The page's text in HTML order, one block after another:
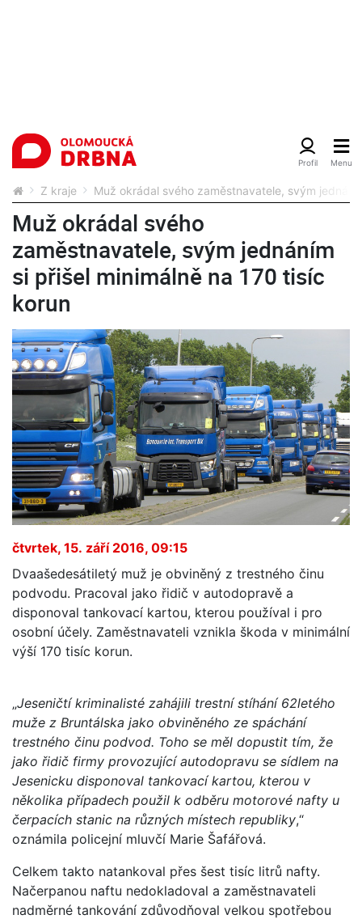
Z kraje Muž okrádal svého zaměstnavatele, svým
Muž okrádal svého
zaměstnavatele, svým jednáním
si přišel minimálně na 170 tisíc
korun
čtvrtek, 15. září 2016, 09:15
Dvaašedesátiletý muž je obviněný z trestného činu
podvodu. Pracoval jako řidič v autodopravě a
disponoval tankovací kartou, kterou používal i pro
osobní účely. Zaměstnavateli vznikla škoda v minimální
výší 170 tisíc korun.
„Jeseničtí kriminalisté zahájili trestní stíhání 62letého
muže z Bruntálska jako obviněného ze spáchání
trestného činu podvod. Toho se měl dopustit tím, že
jako řidič firmy provozující autodopravu se sídlem na
Jesenicku disponoval tankovací kartou, kterou v
několika případech použil k odběru motorové nafty u
čerpacích stanic na různých místech republiky,“
oznámila policejní mluvčí Marie Šafářová.
Celkem takto natankoval přes šest tisíc litrů nafty.
Načerpanou naftu nedokladoval a zaměstnavateli
nadměrné tankování zdůvodňoval velkou spotřebou